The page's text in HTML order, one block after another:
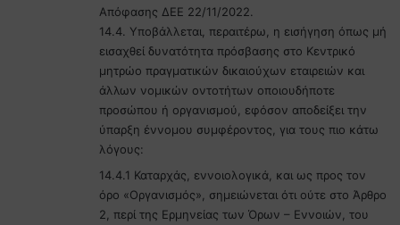
Απόφασης ΔΕΕ 22/11/2022.
14.4. Υποβάλλεται, περαιτέρω, η εισήγηση όπως μή
εισαχθεί δυνατότητα πρόσβασης στο Κεντρικό
μητρώο πραγματικών δικαιούχων εταιρειών και
άλλων νομικών οντοτήτων οποιουδήποτε
προσώπου ή οργανισμού, εφόσον αποδείξει την
ύπαρξη έννομου συμφέροντος, για τους πιο κάτω
λόγους:
14.4.1 Καταρχάς, εννοιολογικά, και ως προς τον
όρο «Οργανισμός», σημειώνεται ότι ούτε στο Άρθρο
2, περί της Ερμηνείας των Όρων – Εννοιών, του